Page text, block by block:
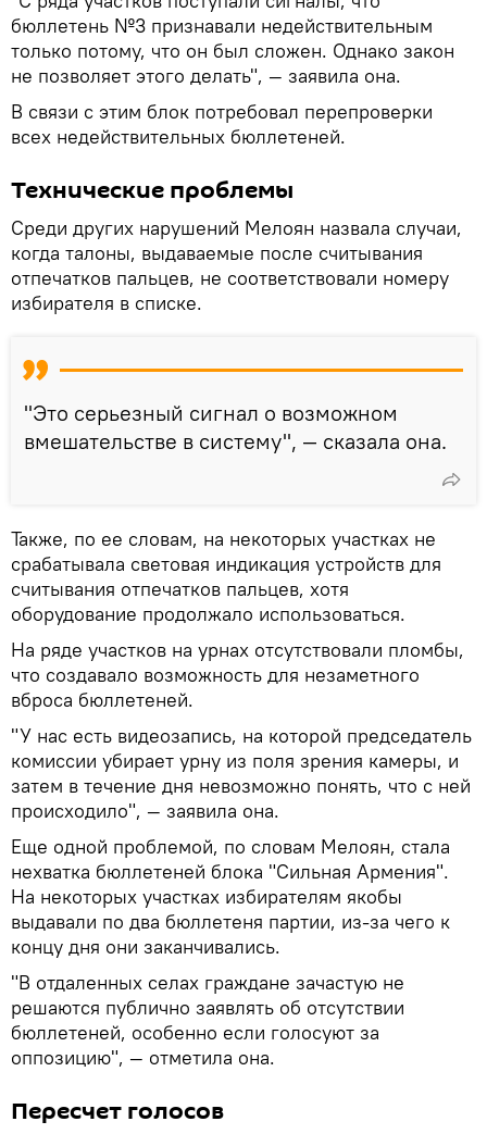
бюллетень №3 признавали недействительным
только потому, что он был сложен. Однако закон
не позволяет этого делать", — заявила она.
В связи с этим блок потребовал перепроверки
всех недействительных бюллетеней.
Технические проблемы
Среди других нарушений Мелоян назвала случаи,
когда талоны, выдаваемые после считывания
отпечатков пальцев, не соответствовали номеру
избирателя в списке.
"Это серьезный сигнал о возможном
вмешательстве в систему", — сказала она.
Также, по ее словам, на некоторых участках не
срабатывала световая индикация устройств для
считывания отпечатков пальцев, хотя
оборудование продолжало использоваться.
На ряде участков на урнах отсутствовали пломбы,
что создавало возможность для незаметного
вброса бюллетеней.
"У нас есть видеозапись, на которой председатель
комиссии убирает урну из поля зрения камеры, и
затем в течение дня невозможно понять, что с ней
происходило", — заявила она.
Еще одной проблемой, по словам Мелоян, стала
нехватка бюллетеней блока "Сильная Армения".
На некоторых участках избирателям якобы
выдавали по два бюллетеня партии, из-за чего к
концу дня они заканчивались.
"В отдаленных селах граждане зачастую не
решаются публично заявлять об отсутствии
бюллетеней, особенно если голосуют за
оппозицию", — отметила она.
Пересчет голосов